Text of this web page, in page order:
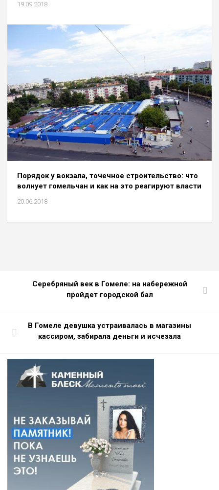
19.09.2018
Порядок у вокзала, точечное строительство: что
волнует гомельчан и как на это реагируют власти
20.06.2018
Серебряный век в Гомеле: на набережной
пройдет городской бал
В Гомеле девушка устраивалась в магазины
кассиром, забирала деньги и исчезала